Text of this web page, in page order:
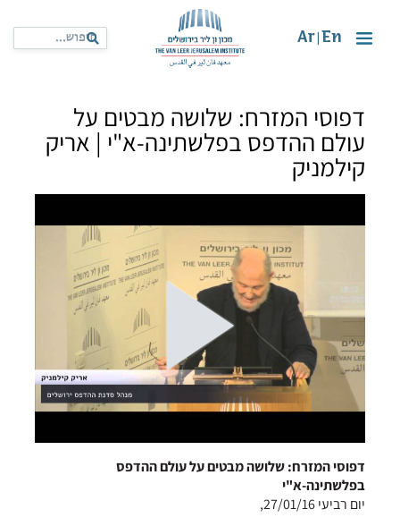
En
Ar
דפוסי המזרח: שלושה מבטים על
עולם ההדפס בפלשתינה-א"י | אריק
קילמניק
דפוסי המזרח: שלושה מבטים על עולם ההדפס
בפלשתינה-א"י
יום רביעי 27/01/16,